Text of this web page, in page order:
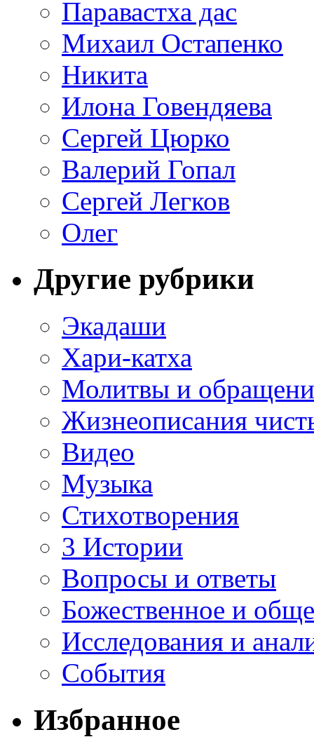
Паравастха дас
Михаил Остапенко
Никита
Илона Говендяева
Сергей Цюрко
Валерий Гопал
Сергей Легков
Олег
Другие рубрики
Экадаши
Хари-катха
Молитвы и
Жизнеописания
Видео
Музыка
Стихотворения
3 Истории
Вопросы и ответы
Божественное и
Исследования и
События
Избранное